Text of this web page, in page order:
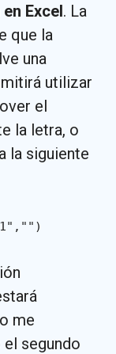
Excel. La
que la
una
utilizar
el
la letra, o
la siguiente
me
segundo